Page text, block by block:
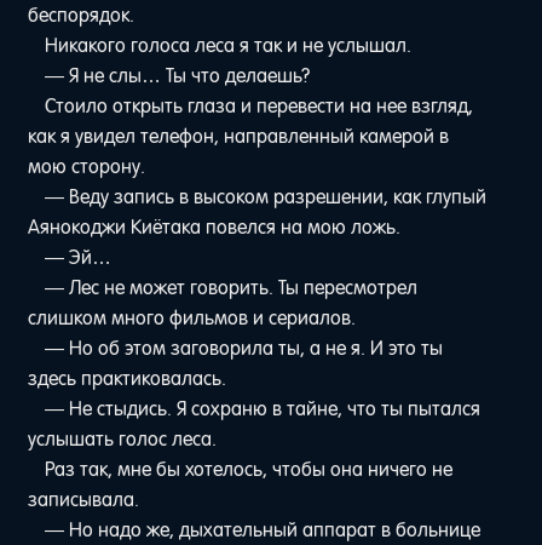
беспорядок.
Никакого голоса леса я так и не услышал.
— Я не слы… Ты что делаешь?
Стоило открыть глаза и перевести на нее взгляд,
как я увидел телефон, направленный камерой в
мою сторону.
— Веду запись в высоком разрешении, как глупый
Аянокоджи Киётака повелся на мою ложь.
— Эй…
— Лес не может говорить. Ты пересмотрел
слишком много фильмов и сериалов.
— Но об этом заговорила ты, а не я. И это ты
здесь практиковалась.
— Не стыдись. Я сохраню в тайне, что ты пытался
услышать голос леса.
Раз так, мне бы хотелось, чтобы она ничего не
записывала.
— Но надо же, дыхательный аппарат в больнице